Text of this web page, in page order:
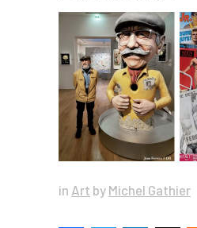
in Art by Michel Gathier